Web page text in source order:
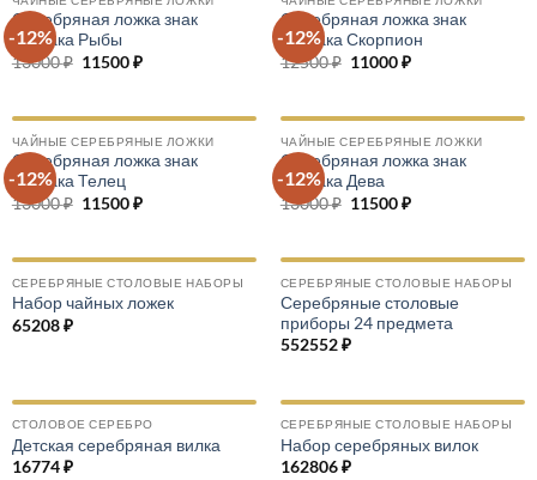
-12%
Серебряная ложка знак
зодиака Рыбы
13000₽ Первоначальная
11500₽Текущая
-12%
Серебряная ложка знак
зодиака Скорпион
12500₽ Первоначальная
11000₽Текущая
-12%
ЧАЙНЫЕ СЕРЕБРЯНЫЕ ЛОЖКИ
Серебряная ложка знак
зодиака Телец
13000₽ Первоначальная
11500₽Текущая
-12%
ЧАЙНЫЕ СЕРЕБРЯНЫЕ ЛОЖКИ
Серебряная ложка знак
зодиака Дева
13000₽ Первоначальная
11500₽Текущая
СЕРЕБРЯНЫЕ СТОЛОВЫЕ НАБОРЫ
Набор чайных ложек
65208₽
СЕРЕБРЯНЫЕ СТОЛОВЫЕ НАБОРЫ
Серебряные столовые
приборы 24 предмета
552552₽
СТОЛОВОЕ СЕРЕБРО
Детская серебряная вилка
16774₽
СЕРЕБРЯНЫЕ СТОЛОВЫЕ НАБОРЫ
Набор серебряных вилок
162806₽